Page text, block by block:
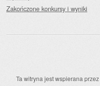
Zakończone konkursy i wyniki
Ta witryna jest wspierana przez